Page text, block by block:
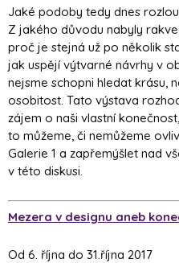
Jaké podoby tedy dnes
Z jakého důvodu nabyly
proč je stejná už po několik
jak uspějí výtvarné návrhy v
nejsme schopni hledat krásu,
osobitost. Tato výstava
zájem o naši vlastní
to můžeme, či nemůžeme
Galerie 1 a zapřemýšlet nad
v této diskusi.
Mezera v designu aneb
Od 6. října do 31.října 2017